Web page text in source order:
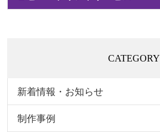
CATEGORY
新着情報・お知らせ
制作事例